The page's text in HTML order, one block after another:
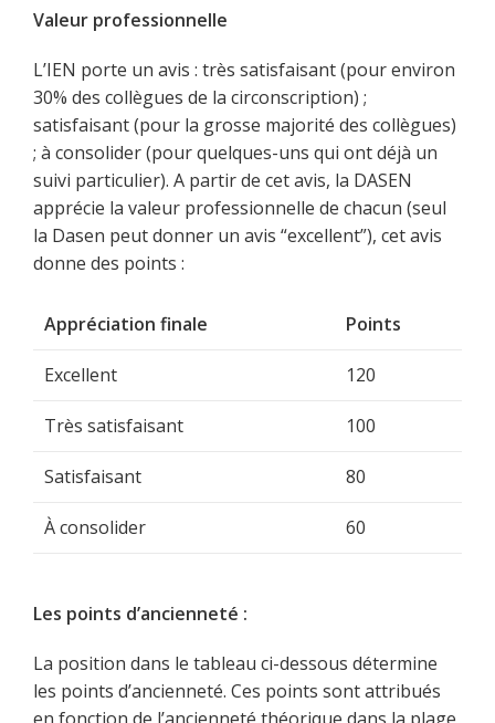
Valeur professionnelle
L’IEN porte un avis : très satisfaisant (pour environ
30% des collègues de la circonscription) ;
satisfaisant (pour la grosse majorité des collègues)
; à consolider (pour quelques-uns qui ont déjà un
suivi particulier). A partir de cet avis, la DASEN
apprécie la valeur professionnelle de chacun (seul
la Dasen peut donner un avis “excellent”), cet avis
donne des points :
Appréciation finale Points
Excellent 120
Très satisfaisant 100
Satisfaisant 80
À consolider 60
Les points d’ancienneté :
La position dans le tableau ci-dessous détermine
les points d’ancienneté. Ces points sont attribués